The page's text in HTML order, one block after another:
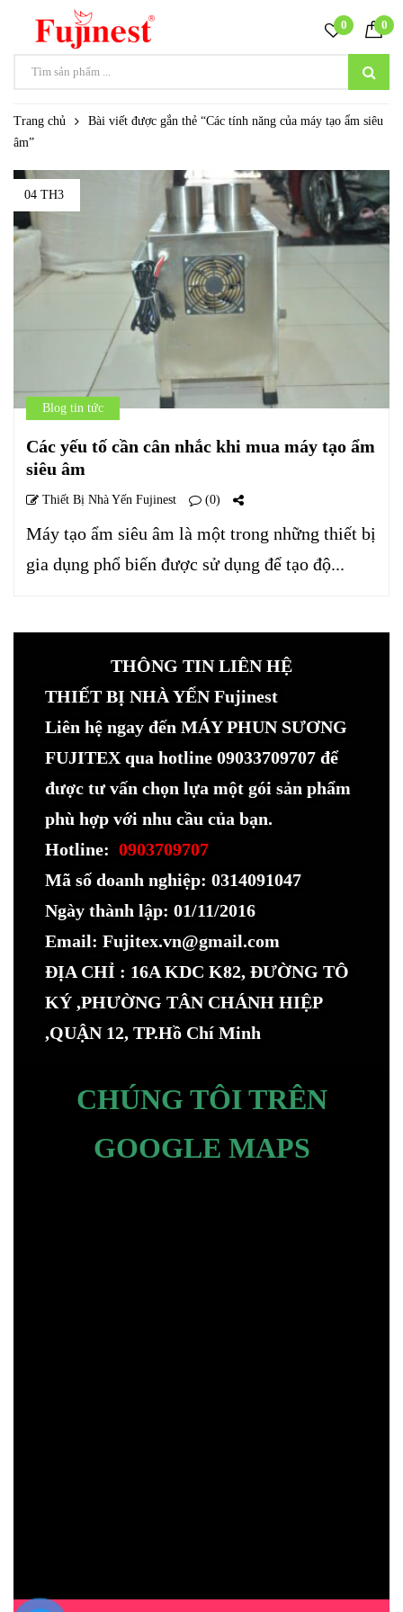
0 0
Trang chủ
Bài viết được gắn thẻ “Các tính năng của máy tạo ẩm siêu
âm”
04 TH3
Blog tin tức
Các yếu tố cần cân nhắc khi mua máy tạo ẩm
siêu âm
Thiết Bị Nhà Yến Fujinest (0)
Máy tạo ẩm siêu âm là một trong những thiết bị
gia dụng phổ biến được sử dụng để tạo độ...
THÔNG TIN LIÊN HỆ
THIẾT BỊ NHÀ YẾN Fujinest
Liên hệ ngay đến MÁY PHUN SƯƠNG
FUJITEX qua hotline 09033709707 để
được tư vấn chọn lựa một gói sản phẩm
phù hợp với nhu cầu của bạn.
Hotline: 0903709707
Mã số doanh nghiệp: 0314091047
Ngày thành lập: 01/11/2016
Email: Fujitex.vn@gmail.com
ĐỊA CHỈ : 16A KDC K82, ĐƯỜNG TÔ
KÝ ,PHƯỜNG TÂN CHÁNH HIỆP
,QUẬN 12, TP.Hồ Chí Minh
CHÚNG TÔI TRÊN
GOOGLE MAPS